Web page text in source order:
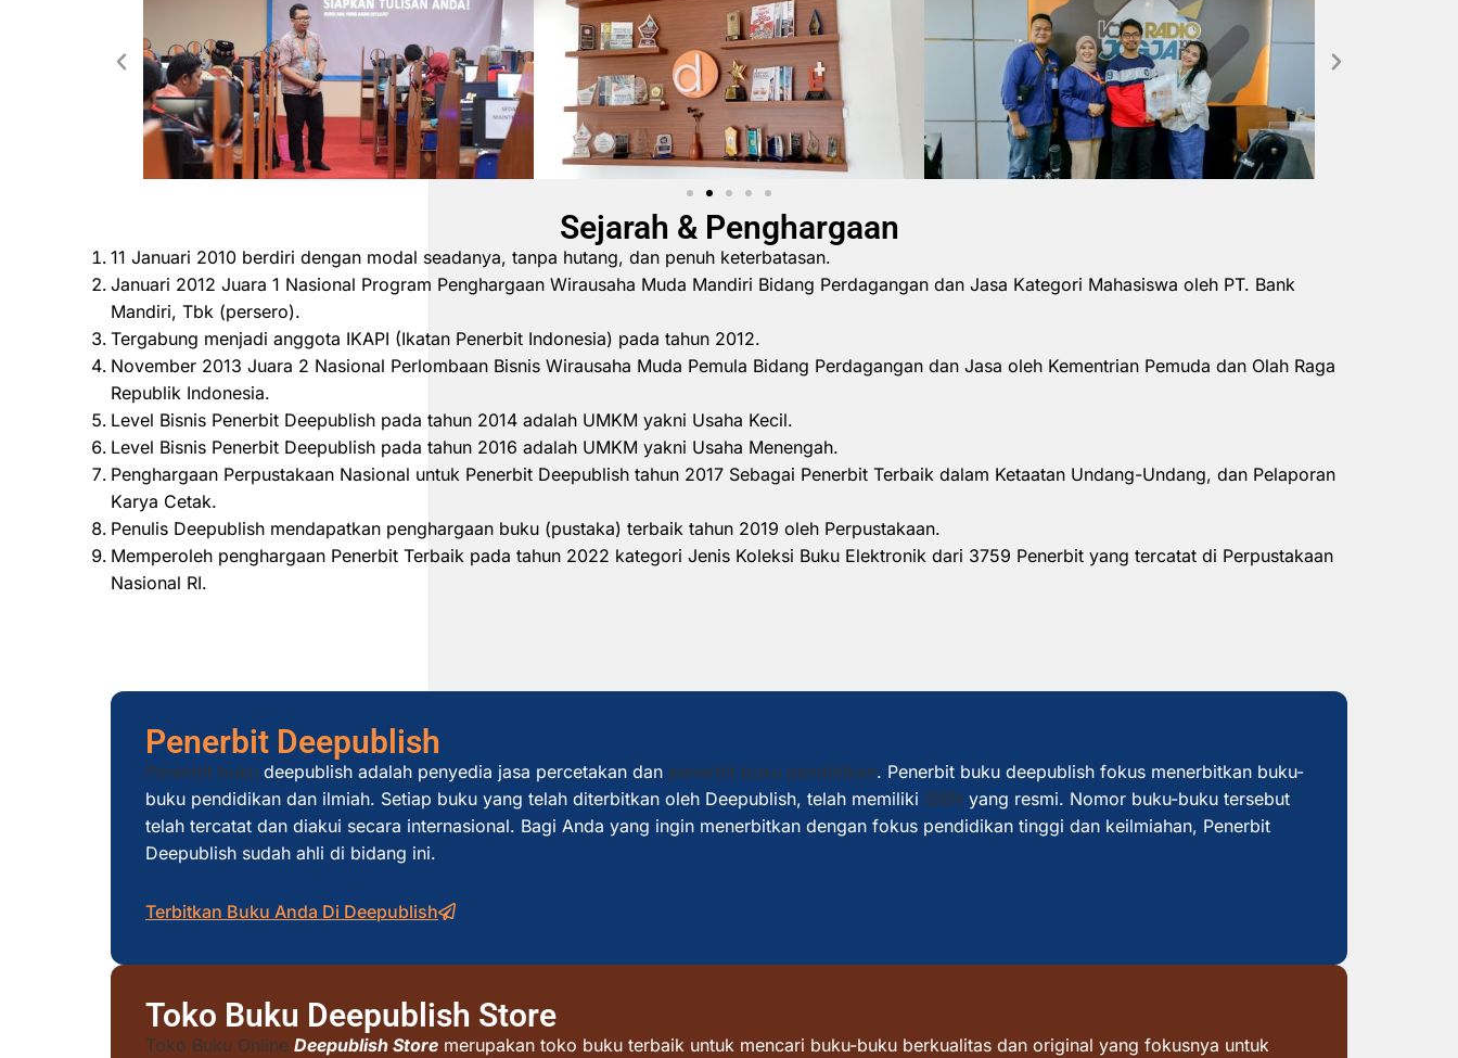
Sejarah & Penghargaan
11 Januari 2010 berdiri dengan modal seadanya, tanpa hutang, dan penuh keterbatasan.
Januari 2012 Juara 1 Nasional Program Penghargaan Wirausaha Muda Mandiri Bidang Perdagangan dan Jasa Kategori Mahasiswa oleh PT. Bank
Mandiri, Tbk (persero).
Tergabung menjadi anggota IKAPI (Ikatan Penerbit Indonesia) pada tahun 2012.
November 2013 Juara 2 Nasional Perlombaan Bisnis Wirausaha Muda Pemula Bidang Perdagangan dan Jasa oleh Kementrian Pemuda dan Olah Raga
Republik Indonesia.
Level Bisnis Penerbit Deepublish pada tahun 2014 adalah UMKM yakni Usaha Kecil.
Level Bisnis Penerbit Deepublish pada tahun 2016 adalah UMKM yakni Usaha Menengah.
Penghargaan Perpustakaan Nasional untuk Penerbit Deepublish tahun 2017 Sebagai Penerbit Terbaik dalam Ketaatan Undang-Undang, dan Pelaporan
Karya Cetak.
Penulis Deepublish mendapatkan penghargaan buku (pustaka) terbaik tahun 2019 oleh Perpustakaan.
Memperoleh penghargaan Penerbit Terbaik pada tahun 2022 kategori Jenis Koleksi Buku Elektronik dari 3759 Penerbit yang tercatat di Perpustakaan
Nasional RI.
Penerbit Deepublish
Penerbit buku deepublish adalah penyedia jasa percetakan dan penerbit buku pendidikan. Penerbit buku deepublish fokus menerbitkan buku-
buku pendidikan dan ilmiah. Setiap buku yang telah diterbitkan oleh Deepublish, telah memiliki ISBN yang resmi. Nomor buku-buku tersebut
telah tercatat dan diakui secara internasional. Bagi Anda yang ingin menerbitkan dengan fokus pendidikan tinggi dan keilmiahan, Penerbit
Deepublish sudah ahli di bidang ini.
Terbitkan Buku Anda Di Deepublish
Toko Buku Deepublish Store
Toko Buku Online Deepublish Store merupakan toko buku terbaik untuk mencari buku-buku berkualitas dan original yang fokusnya untuk